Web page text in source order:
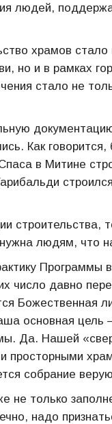
людей,
храмов
но и в рамках
стало не
Как
в Митине
строительства,
людям, что
Программы
число давно
Божественная
основная цель
Да. Нашей
просторными
собрание
не только
надо